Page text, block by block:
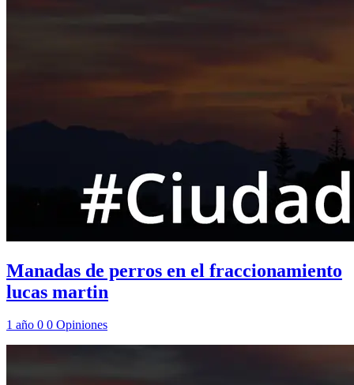
Manadas de perros en el fraccionamiento
lucas martin
1 año 0 0 Opiniones